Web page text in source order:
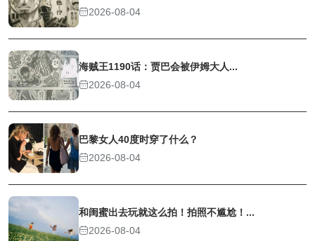
2026-08-04
海贼王1190话：贾巴会被伊姆大人...
2026-08-04
巴黎女人40度时穿了什么？
2026-08-04
和闺蜜出去玩就这么拍！拍照不尴尬！...
2026-08-04